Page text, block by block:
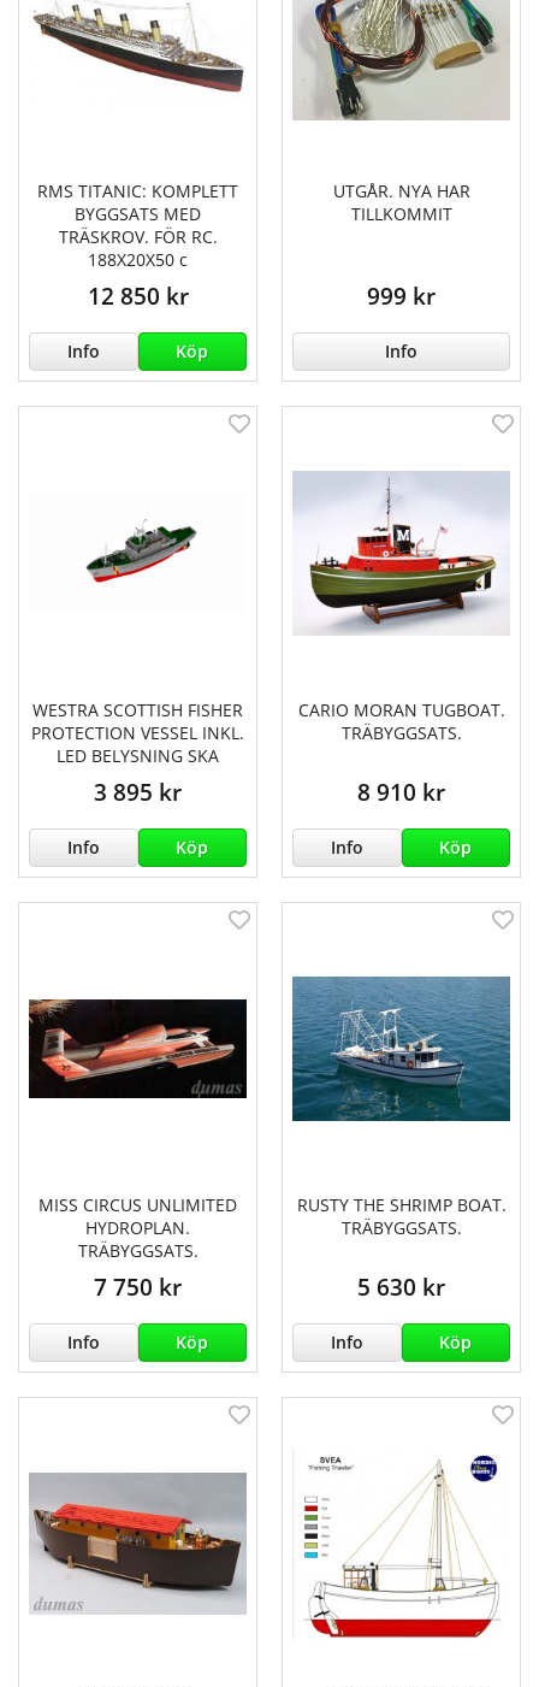
RMS TITANIC: KOMPLETT
BYGGSATS MED
TRÄSKROV. FÖR RC.
188X20X50 c
12 850 kr
Info Köp
UTGÅR. NYA HAR
TILLKOMMIT
999 kr
Info
WESTRA SCOTTISH FISHER
PROTECTION VESSEL INKL.
LED BELYSNING SKA
3 895 kr
Info Köp
CARIO MORAN TUGBOAT.
TRÄBYGGSATS.
8 910 kr
Info Köp
MISS CIRCUS UNLIMITED
HYDROPLAN.
TRÄBYGGSATS.
7 750 kr
Info Köp
RUSTY THE SHRIMP BOAT.
TRÄBYGGSATS.
5 630 kr
Info Köp